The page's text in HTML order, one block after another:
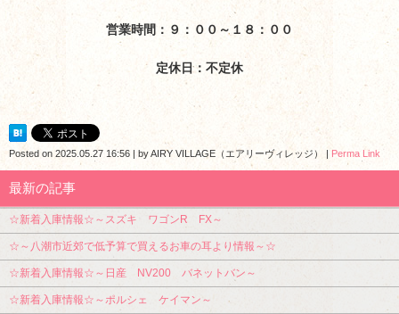
営業時間：９：００～１８：００
定休日：不定休
Posted on 2025.05.27 16:56 | byAIRY VILLAGE（エアリーヴィレッジ） | Perma Link
最新の記事
☆新着入庫情報☆～スズキ ワゴンR FX～
☆～八潮市近郊で低予算で買えるお車の耳より情報～☆
☆新着入庫情報☆～日産 NV200 バネットバン～
☆新着入庫情報☆～ポルシェ ケイマン～